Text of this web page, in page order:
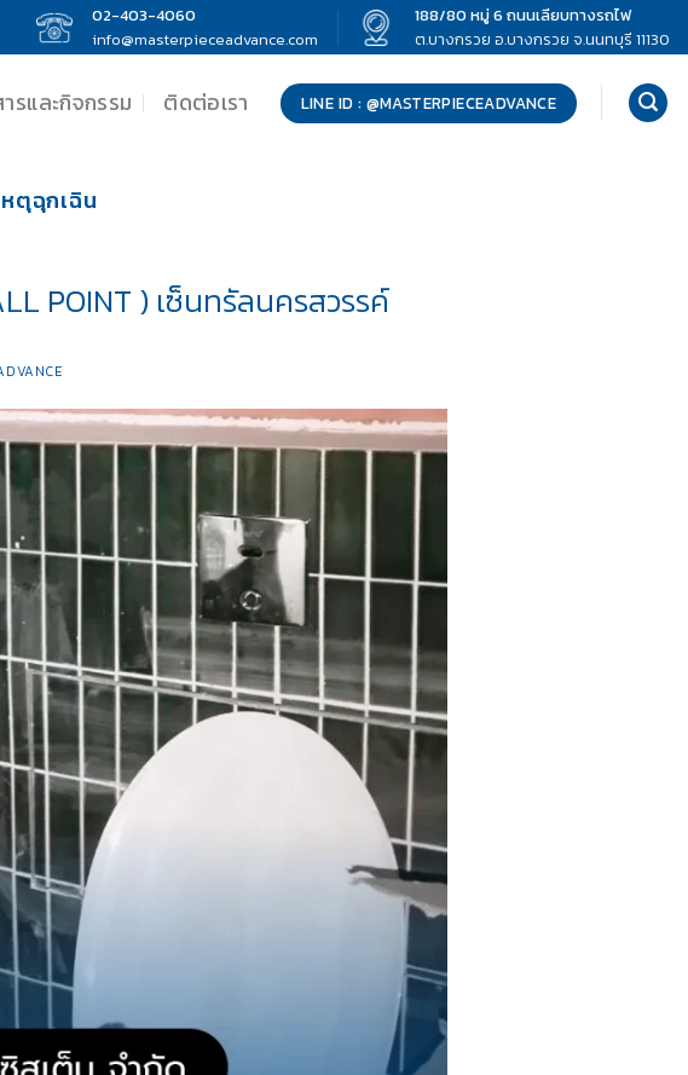
02-403-4060
info@masterpieceadvance.com
188/80 หมู่ 6 ถนนเลียบทางรถไฟ
ต.บางกรวย อ.บางกรวย จ.นนทบุรี 11130
รและกิจกรรม ติดต่อเรา LINE ID : @MASTERPIECEADVANCE
ตุฉุกเฉิน
POINT ) เซ็นทรัลนครสวรรค์